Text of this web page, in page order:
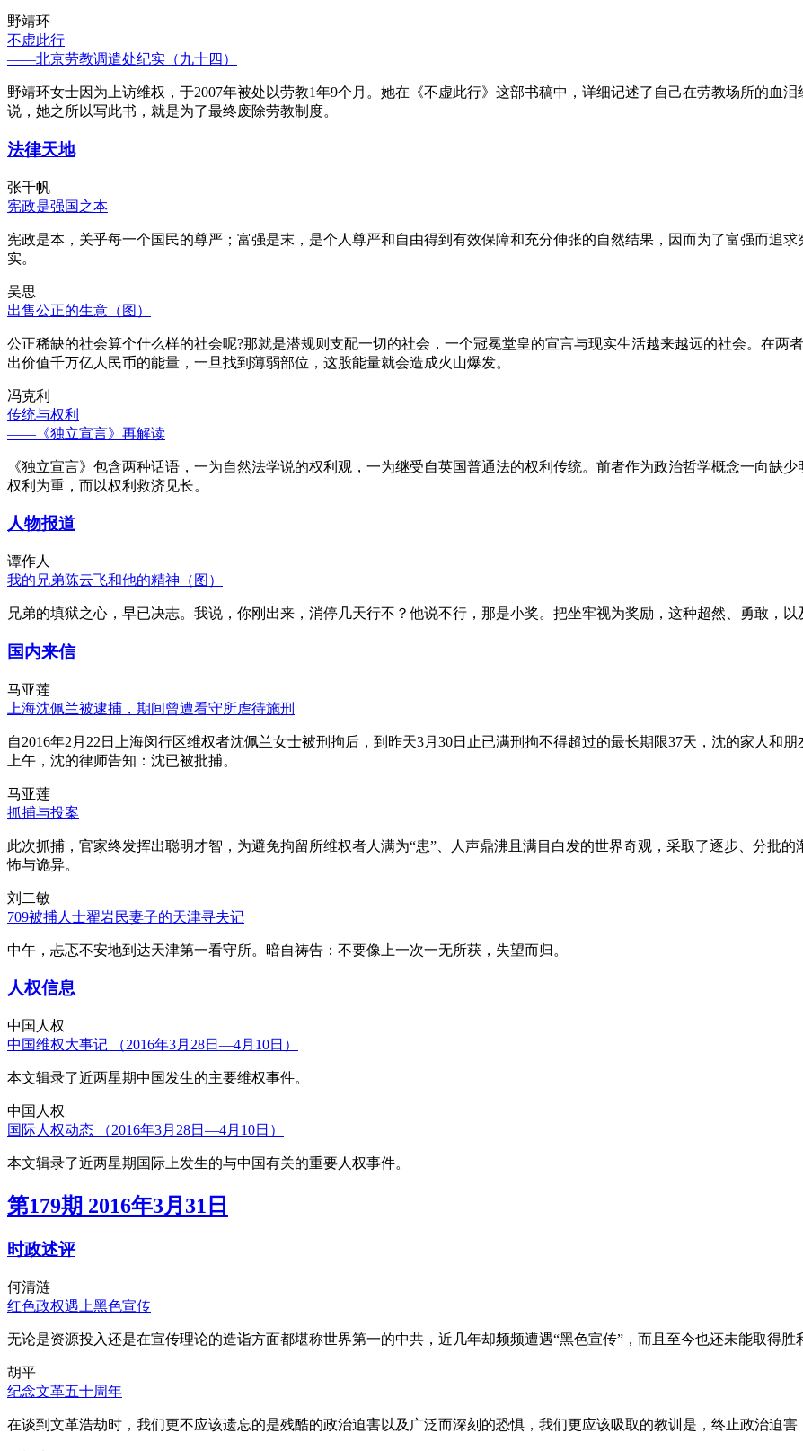
野靖环
不虚此行
——北京劳教调遣处纪实（九十四）
野靖环女士因为上访维权，于2007年被处以劳教1年9个月。她在《不虚此行》这部书稿中，详细记述了自己在劳教场所的血
说，她之所以写此书，就是为了最终废除劳教制度。
法律天地
张千帆
宪政是强国之本
宪政是本，关乎每一个国民的尊严；富强是末，是个人尊严和自由得到有效保障和充分伸张的自然结果，因而为了富强而追
实。
吴思
出售公正的生意（图）
公正稀缺的社会算个什么样的社会呢?那就是潜规则支配一切的社会，一个冠冕堂皇的宣言与现实生活越来越远的社会。在两
出价值千万亿人民币的能量，一旦找到薄弱部位，这股能量就会造成火山爆发。
冯克利
传统与权利
——《独立宣言》再解读
《独立宣言》包含两种话语，一为自然法学说的权利观，一为继受自英国普通法的权利传统。前者作为政治哲学概念一向缺
权利为重，而以权利救济见长。
人物报道
谭作人
我的兄弟陈云飞和他的精神（图）
兄弟的填狱之心，早已决志。我说，你刚出来，消停几天行不？他说不行，那是小奖。把坐牢视为奖励，这种超然、勇敢，以
国内来信
马亚莲
上海沈佩兰被逮捕，期间曾遭看守所虐待施刑
自2016年2月22日上海闵行区维权者沈佩兰女士被刑拘后，到昨天3月30日止已满刑拘不得超过的最长期限37天，沈的家人和
上午，沈的律师告知：沈已被批捕。
马亚莲
抓捕与投案
此次抓捕，官家终发挥出聪明才智，为避免拘留所维权者人满为“患”、人声鼎沸且满目白发的世界奇观，采取了逐步、分批
怖与诡异。
刘二敏
709被捕人士翟岩民妻子的天津寻夫记
中午，忐忑不安地到达天津第一看守所。暗自祷告：不要像上一次一无所获，失望而归。
人权信息
中国人权
中国维权大事记 （2016年3月28日—4月10日）
本文辑录了近两星期中国发生的主要维权事件。
中国人权
国际人权动态 （2016年3月28日—4月10日）
本文辑录了近两星期国际上发生的与中国有关的重要人权事件。
第179期 2016年3月31日
时政述评
何清涟
红色政权遇上黑色宣传
无论是资源投入还是在宣传理论的造诣方面都堪称世界第一的中共，近几年却频频遭遇“黑色宣传”，而且至今也还未能取得胜
胡平
纪念文革五十周年
在谈到文革浩劫时，我们更不应该遗忘的是残酷的政治迫害以及广泛而深刻的恐惧，我们更应该吸取的教训是，终止政治迫